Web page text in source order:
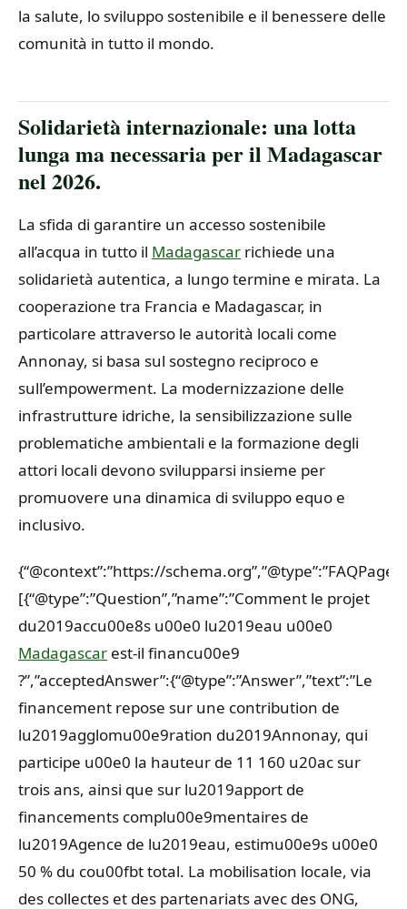
la salute, lo sviluppo sostenibile e il benessere delle
comunità in tutto il mondo.
Solidarietà internazionale: una lotta
lunga ma necessaria per il Madagascar
nel 2026.
La sfida di garantire un accesso sostenibile
all’acqua in tutto il Madagascar richiede una
solidarietà autentica, a lungo termine e mirata. La
cooperazione tra Francia e Madagascar, in
particolare attraverso le autorità locali come
Annonay, si basa sul sostegno reciproco e
sull’empowerment. La modernizzazione delle
infrastrutture idriche, la sensibilizzazione sulle
problematiche ambientali e la formazione degli
attori locali devono svilupparsi insieme per
promuovere una dinamica di sviluppo equo e
inclusivo.
{“@context”:”https://
[{“@type”:”Question”,”name”:”Comment le projet
du2019accu00e8s u00e0 lu2019eau u00e0
Madagascar est-il financu00e9
?”,”acceptedAnswer”:{“@type”:”Answer”,”text”:”Le
financement repose sur une contribution de
lu2019agglomu00e9ration du2019Annonay, qui
participe u00e0 la hauteur de 11 160 u20ac sur
trois ans, ainsi que sur lu2019apport de
financements complu00e9mentaires de
lu2019Agence de lu2019eau, estimu00e9s u00e0
50 % du cou00fbt total. La mobilisation locale, via
des collectes et des partenariats avec des ONG,